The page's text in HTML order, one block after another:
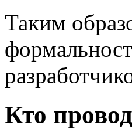
Таким
Кто